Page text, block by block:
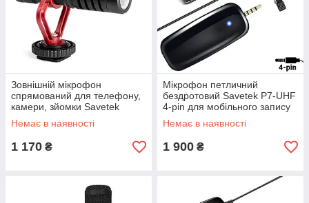
Зовнішній мікрофон
спрямований для телефону,
камери, зйомки Savetek
M100, кардіоїдний, з
вітрозахистом GoodPlace
Немає в наявності
1 170 ₴
Мікрофон петличний
бездротовий Savetek P7-UHF
4-pin для мобільного запису
до 50м GoodPlace -worry-
free-shopping-
Немає в наявності
1 900 ₴